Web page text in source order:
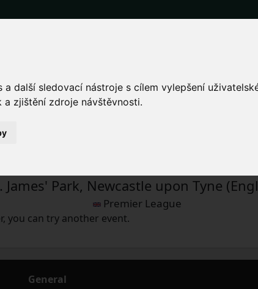
další sledovací nástroje s cílem vylepšení
zjištění zdroje návštěvnosti.
tickets for the
James' Park, Newcastle upon Tyne
Premier League
you can try another event.
General